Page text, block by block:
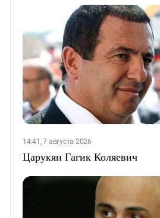
14:41, 7 августа 2026
Царукян Гагик Коляевич